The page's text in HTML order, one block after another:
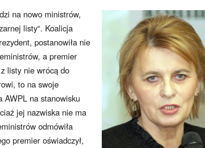
na nowo ministrów,
listy“. Koalicja
postanowiła nie
a premier
listy nie wrócą do
to na swoje
AWPL na stanowisku
jej nazwiska nie ma
odmówiła
premier oświadczył,